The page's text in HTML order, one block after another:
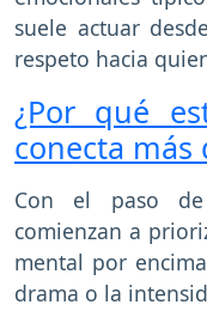
suele actuar
respeto hacia
¿Por qué
conecta más
Con el paso
comienzan a
mental por
drama o la